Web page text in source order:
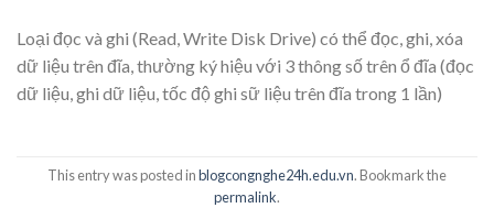
Loại đọc và ghi (Read, Write Disk Drive) có thể đọc, ghi, xóa
dữ liệu trên đĩa, thường ký hiệu với 3 thông số trên ổ đĩa (đọc
dữ liệu, ghi dữ liệu, tốc độ ghi sữ liệu trên đĩa trong 1 lần)
This entry was posted inblogcongnghe24h.edu.vn. Bookmark the
permalink.